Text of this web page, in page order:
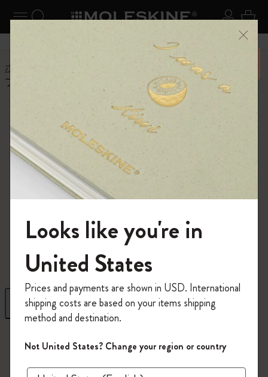
ナビゲーションの切替 ログ
検索 (キーワードなど) カ
6,500円以上のご購入で送料無料 メニ
ーを閉じる
ホーム
限定版
プレシャス & エシカル コレクション
プレシャス & エシ
カル コレクション
ディテール、デザイン、クラフツマンシッ
プへのこだわり。ヴェジール100％の贅沢
なカバーを使ったダイアリーとノートをご
覧ください。
フィルター 並び替え
モレスキンの世界へようこそ
「WELCOME10」を入力すると、初回注
文が10%オフ＋送料無料になります。セ
ール・アウトレット品は適用外。
Moleskineアカウントを作成して限定オフ
ァーや会員特典、さらに多くのインスピ
レーションを手に入れましょう。
Looks like you're in
United States
Prices and payments are shown in USD. International
shipping costs are based on your items shipping
method and destination.
Not United States? Change your region or country